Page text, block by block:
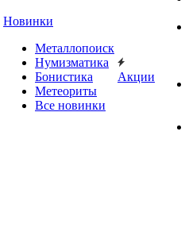
Новинки
Металлопоиск
Нумизматика
Бонистика
Метеориты
Все новинки
Акции